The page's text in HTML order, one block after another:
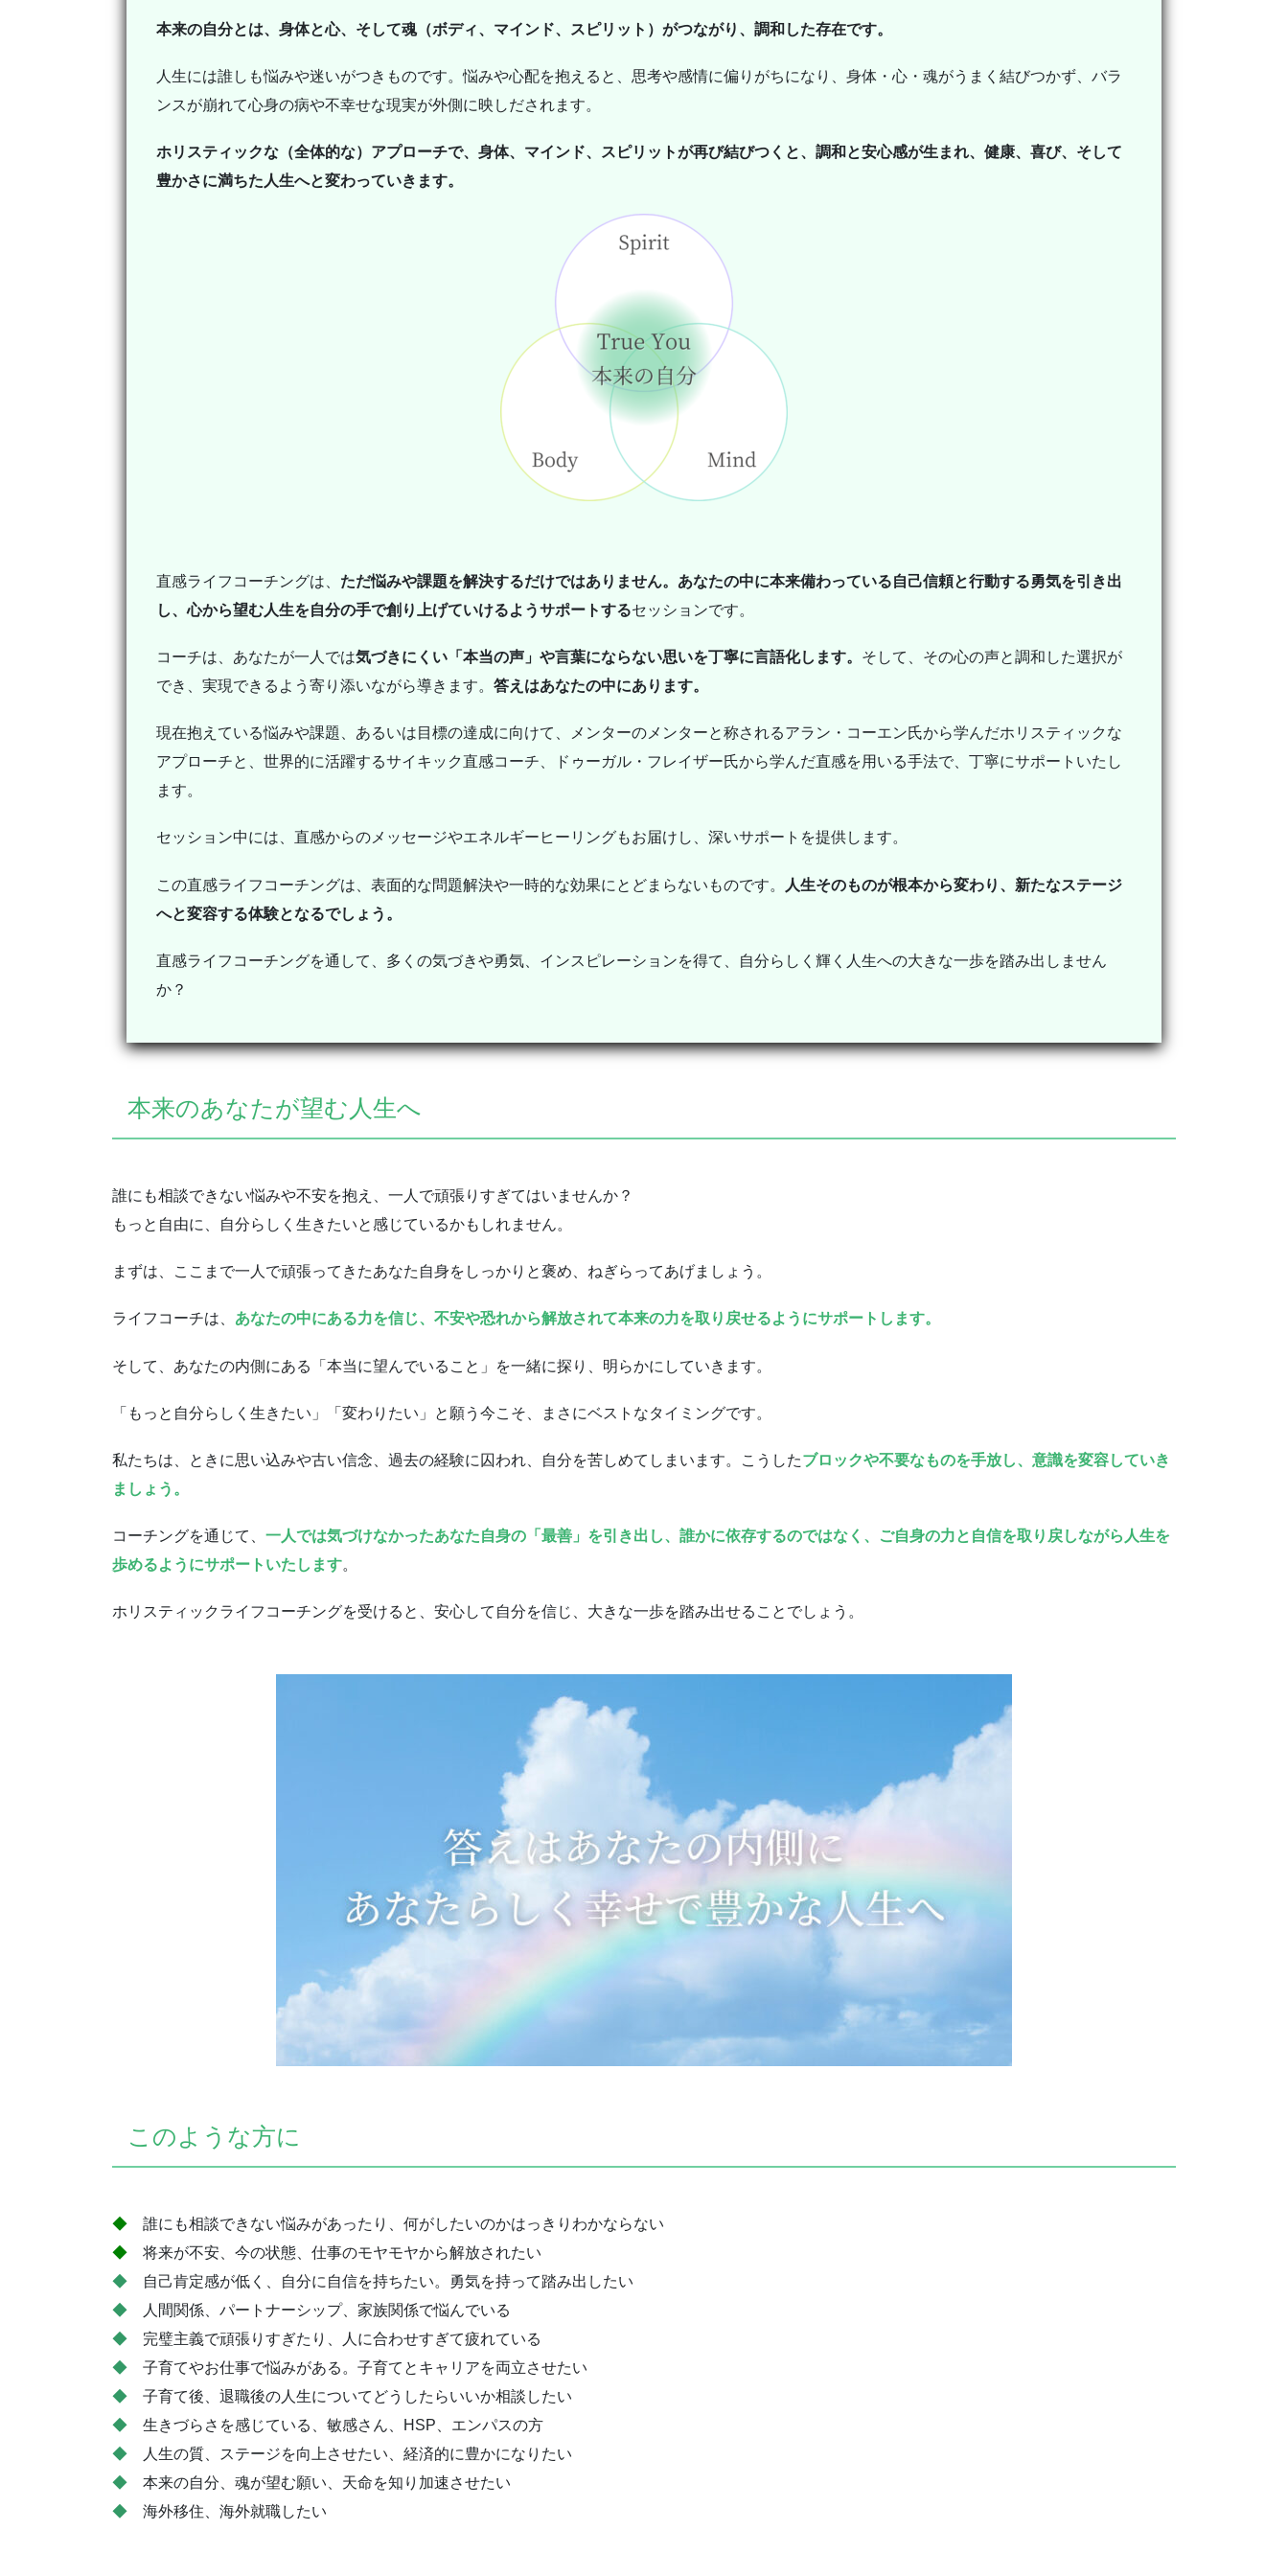
本来の自分とは、身体と心、そして魂（ボディ、マインド、スピリット）がつながり、調和した存在です。
人生には誰しも悩みや迷いがつきものです。悩みや心配を抱えると、思考や感情に偏りがちになり、身体・心・魂がうまく結びつかず、バラ
ンスが崩れて心身の病や不幸せな現実が外側に映しだされます。
ホリスティックな（全体的な）アプローチで、身体、マインド、スピリットが再び結びつくと、調和と安心感が生まれ、健康、喜び、そして
豊かさに満ちた人生へと変わっていきます。
直感ライフコーチングは、 ただ悩みや課題を解決するだけではありません。あなたの中に本来備わっている自己信頼と行動する勇気を引き出
し、心から望む人生を自分の手で創り上げていけるようサポートするセッションです。
コーチは、あなたが一人では気づきにくい「本当の声」や言葉にならない思いを丁寧に言語化します。 そして、その心の声と調和した選択が
でき、実現できるよう寄り添いながら導きます。 答えはあなたの中にあります。
現在抱えている悩みや課題、あるいは目標の達成に向けて、メンターのメンターと称されるアラン・コーエン氏から学んだホリスティックな
アプローチと、世界的に活躍するサイキック直感コーチ、ドゥーガル・フレイザー氏から学んだ直感を用いる手法で、丁寧にサポートいたし
ます。
セッション中には、直感からのメッセージやエネルギーヒーリングもお届けし、深いサポートを提供します。
この直感ライフコーチングは、表面的な問題解決や一時的な効果にとどまらないものです。
人生そのものが根本から変わり、新たなステージ
へと変容する体験となるでしょう。
直感ライフコーチングを通して、多くの気づきや勇気、インスピレーションを得て、自分らしく輝く人生への大きな一歩を踏み出しません
か？
本来のあなたが望む人生へ
誰にも相談できない悩みや不安を抱え、一人で頑張りすぎてはいませんか？
もっと自由に、自分らしく生きたいと感じているかもしれません。
まずは、ここまで一人で頑張ってきたあなた自身をしっかりと褒め、ねぎらってあげましょう。
ライフコーチは、 あなたの中にある力を信じ、不安や恐れから解放されて本来の力を取り戻せるようにサポートします。
そして、あなたの内側にある「本当に望んでいること」を一緒に探り、明らかにしていきます。
「もっと自分らしく生きたい」「変わりたい」と願う今こそ、まさにベストなタイミングです。
私たちは、ときに思い込みや古い信念、過去の経験に囚われ、自分を苦しめてしまいます。こうしたブロックや不要なものを手放し、意識を変容していき
ましょう。
コーチングを通じて、 一人では気づけなかったあなた自身の「最善」を引き出し、誰かに依存するのではなく、ご自身の力と自信を取り戻しながら人生を
歩めるようにサポートいたします。
ホリスティックライフコーチングを受けると、安心して自分を信じ、大きな一歩を踏み出せることでしょう。
このような方に
◆
誰にも相談できない悩みがあったり、何がしたいのかはっきりわかならない
◆
将来が不安、今の状態、仕事のモヤモヤから解放されたい
◆ 自己肯定感が低く、自分に自信を持ちたい。勇気を持って踏み出したい
◆ 人間関係、パートナーシップ、家族関係で悩んでいる
◆ 完璧主義で頑張りすぎたり、人に合わせすぎて疲れている
◆ 子育てやお仕事で悩みがある。子育てとキャリアを両立させたい
◆ 子育て後、退職後の人生についてどうしたらいいか相談したい
◆ 生きづらさを感じている、敏感さん、HSP、エンパスの方
◆ 人生の質、ステージを向上させたい、経済的に豊かになりたい
◆ 本来の自分、魂が望む願い、天命を知り加速させたい
◆ 海外移住、海外就職したい